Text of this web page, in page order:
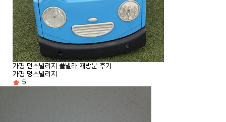
가평 먼스빌리지 풀빌라 재방문 후기
가평 멍스빌리지
5